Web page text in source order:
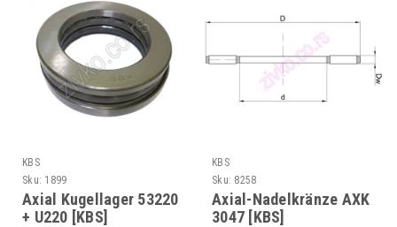
KBS
Sku: 1899
Axial Kugellager 53220
+ U220 [KBS]
KBS
Sku: 8258
Axial-Nadelkränze AXK
3047 [KBS]